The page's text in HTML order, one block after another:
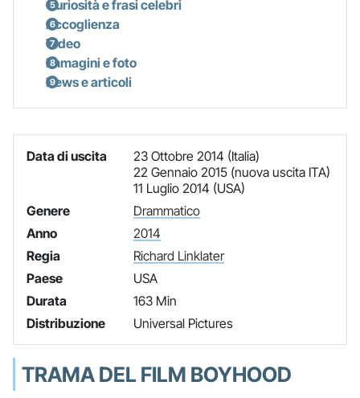
Curiosità e frasi celebri
Accoglienza
Video
Immagini e foto
News e articoli
Data di uscita
23 Ottobre 2014 (Italia)
22 Gennaio 2015 (nuova uscita ITA)
11 Luglio 2014 (USA)
Genere
Drammatico
Anno
2014
Regia
Richard Linklater
Paese
USA
Durata
163 Min
Distribuzione
Universal Pictures
TRAMA DEL FILM BOYHOOD